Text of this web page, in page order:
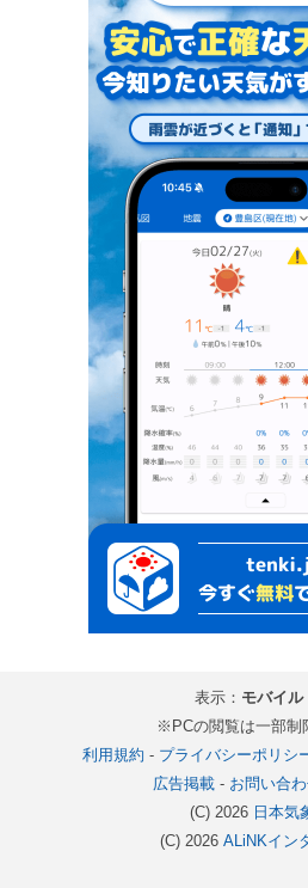
表示： モバイル
※PCの閲覧は一部制
利用規約 - プライバシーポリシ
広告掲載- お問い合
(C) 2026 日本気
(C) 2026 ALiNKイン